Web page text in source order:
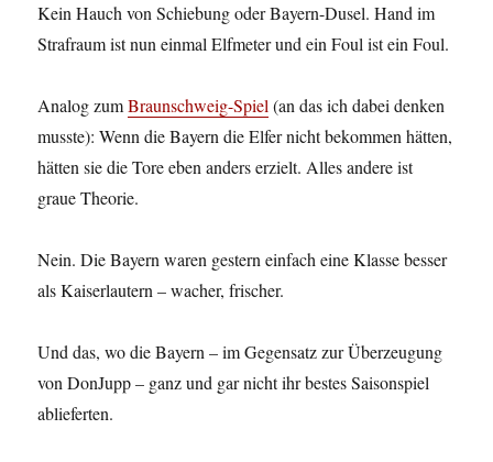
Kein Hauch von Schiebung oder Bayern-Dusel. Hand im
Strafraum ist nun einmal Elfmeter und ein Foul ist ein Foul.
Analog zumBraunschweig-Spiel(an das ich dabei denken
musste): Wenn die Bayern die Elfer nicht bekommen hätten,
hätten sie die Tore eben anders erzielt. Alles andere ist
graue Theorie.
Nein. Die Bayern waren gestern einfach eine Klasse besser
als Kaiserlautern – wacher, frischer.
Und das, wo die Bayern – im Gegensatz zur Überzeugung
von DonJupp – ganz und gar nicht ihr bestes Saisonspiel
ablieferten.